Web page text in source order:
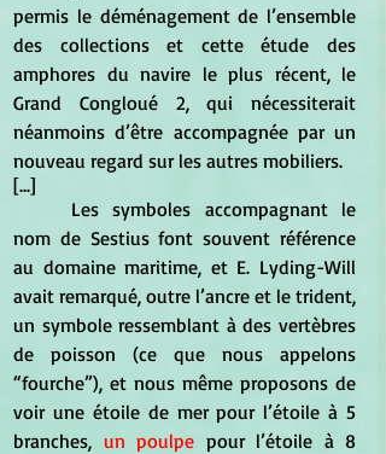
permis le déménagement de l’ensemble
des collections et cette étude des
amphores du navire le plus récent, le
Grand Congloué 2, qui nécessiterait
néanmoins d’être accompagnée par un
nouveau regard sur les autres mobiliers.
[...]
nom de Sestius font souvent référence
au domaine maritime, et E. Lyding-Will
avait remarqué, outre l’ancre et le trident,
un symbole ressemblant à des vertèbres
de poisson (ce que nous appelons
“fourche”), et nous même proposons de
voir une étoile de mer pour l’étoile à 5
branches, un poulpe pour l’étoile à 8